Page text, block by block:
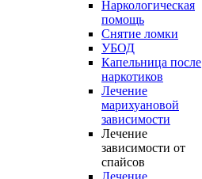
Наркологическая
помощь
Снятие ломки
УБОД
Капельница после
наркотиков
Лечение
марихуановой
зависимости
Лечение
зависимости от
спайсов
Лечение